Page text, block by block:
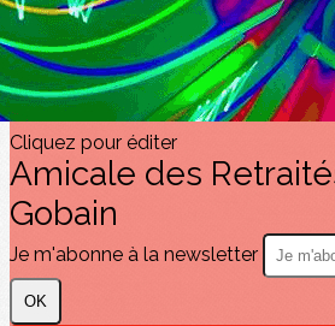
Images de la page d'accueil
Cliquez pour éditer
Texte, bouton et/ou inscription à la
Cliquez pour éditer
Amicale des
Gobain
Je m'abonne à la newsletter
OK